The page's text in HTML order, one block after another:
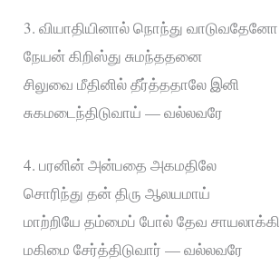
3. வியாதியினால்‌ நொந்து வாடுவதேனோ
நேயன்‌ கிறிஸ்து சுமந்ததனை
சிலுவை மீதினில்‌ தீர்த்ததாலே இனி
சுகமடைந்திடுவாய்‌ — வல்லவரே
4. பரனின்‌ அன்பதை அகமதிலே
சொரிந்து தன்‌ திரு ஆலயமாய்‌
மாற்றியே தம்மைப்‌ போல்‌ தேவ சாயலாக்கி
மகிமை சேர்த்திடுவார்‌ — வல்லவரே